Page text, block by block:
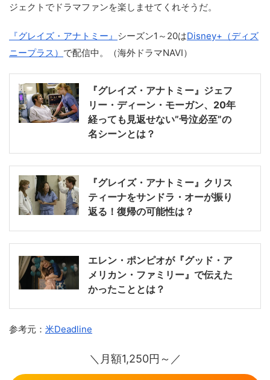
ジェクトでドラマファンを楽しませてくれそうだ。
『グレイズ・アナトミー』 シーズン1～20はDisney+（ディズ
ニープラス） で配信中。（海外ドラマNAVI）
『グレイズ・アナトミー』ジェフ
リー・ディーン・モーガン、20年
経っても見返せない”号泣必至”の
名シーンとは？
『グレイズ・アナトミー』クリス
ティーナをサンドラ・オーが振り
返る！復帰の可能性は？
エレン・ポンピオが『グッド・ア
メリカン・ファミリー』で伝えた
かったこととは？
参考元： 米Deadline
＼月額1,250円～／